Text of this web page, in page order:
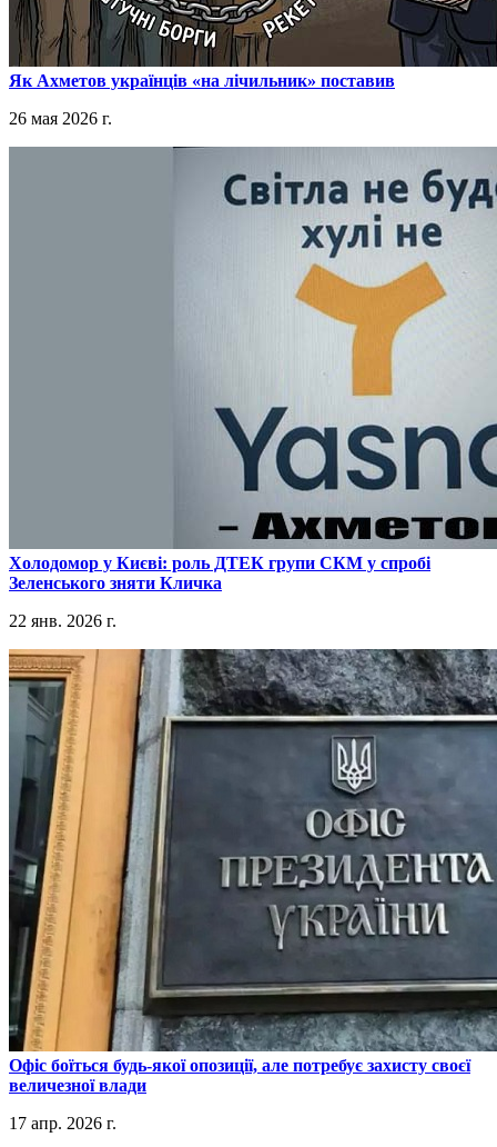
​Як Ахметов українців «на лічильник» поставив
26 мая 2026 г.
​Холодомор у Києві: роль ДТЕК групи СКМ у спробі
Зеленського зняти Кличка
22 янв. 2026 г.
​Офіс боїться будь-якої опозиції, але потребує захисту своєї
величезної влади
17 апр. 2026 г.